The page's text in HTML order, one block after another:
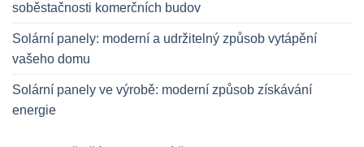
soběstačnosti komerčních budov
Solární panely: moderní a udržitelný způsob vytápění
vašeho domu
Solární panely ve výrobě: moderní způsob získávání
energie